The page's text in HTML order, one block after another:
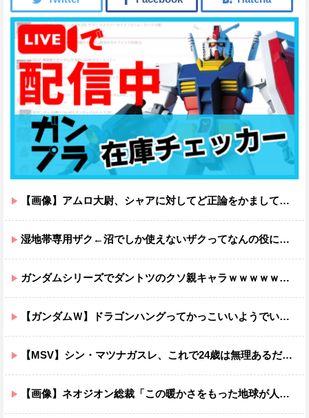
【画像】アムロ大尉、シャアに対してど正論をかましてしまうｗｗｗｗｗｗｗｗｗｗ
湿地帯専用ザク←沼でしか使えないザクってなんの役に立つ設定なんだ？
ガンダムシリーズでダントツのクソ親キャラｗｗｗｗｗｗｗｗｗｗｗｗ
【ガンダムＷ】ドラゴンハングってかっこいいようでいて実は全然かっこよくないのでは？
【MSV】シン・マツナガスレ、これで24歳は無理あるだろ…
【画像】ネオジオン総裁「この暖かさをもった地球が人間さえ破壊するんだ（汗だく）」